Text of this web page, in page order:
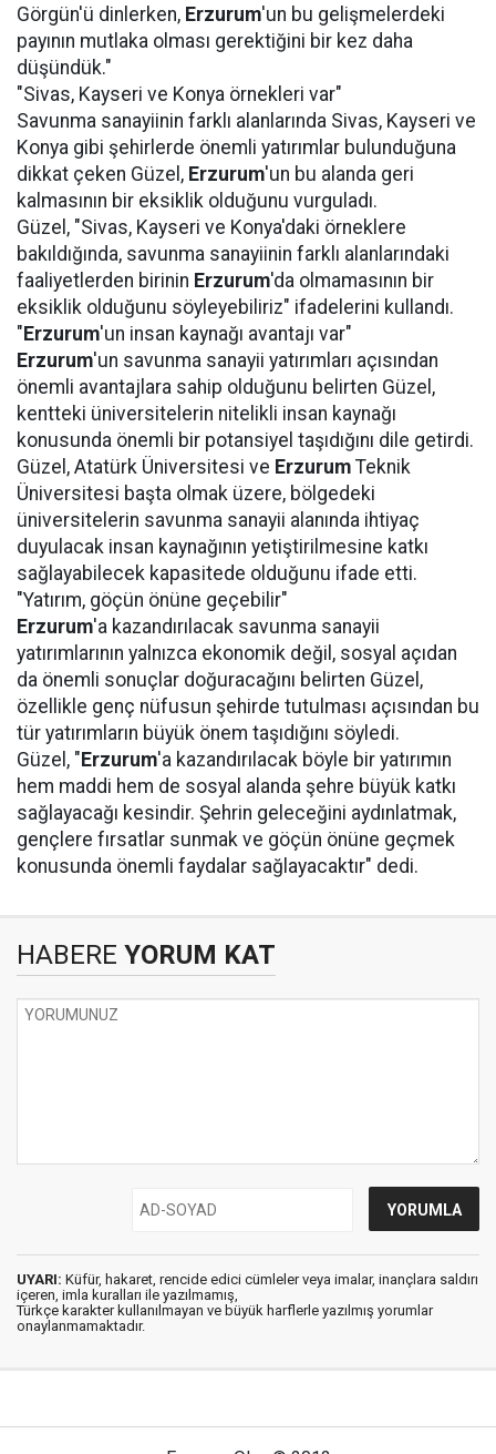
Görgün'ü dinlerken, Erzurum'un bu gelişmelerdeki
payının mutlaka olması gerektiğini bir kez daha
düşündük."
"Sivas, Kayseri ve Konya örnekleri var"
Savunma sanayiinin farklı alanlarında Sivas, Kayseri ve
Konya gibi şehirlerde önemli yatırımlar bulunduğuna
dikkat çeken Güzel, Erzurum'un bu alanda geri
kalmasının bir eksiklik olduğunu vurguladı.
Güzel, "Sivas, Kayseri ve Konya'daki örneklere
bakıldığında, savunma sanayiinin farklı alanlarındaki
faaliyetlerden birinin Erzurum'da olmamasının bir
eksiklik olduğunu söyleyebiliriz" ifadelerini kullandı.
" Erzurum'un insan kaynağı avantajı var"
Erzurum'un savunma sanayii yatırımları açısından
önemli avantajlara sahip olduğunu belirten Güzel,
kentteki üniversitelerin nitelikli insan kaynağı
konusunda önemli bir potansiyel taşıdığını dile getirdi.
Güzel, Atatürk Üniversitesi ve Erzurum Teknik
Üniversitesi başta olmak üzere, bölgedeki
üniversitelerin savunma sanayii alanında ihtiyaç
duyulacak insan kaynağının yetiştirilmesine katkı
sağlayabilecek kapasitede olduğunu ifade etti.
"Yatırım, göçün önüne geçebilir"
Erzurum'a kazandırılacak savunma sanayii
yatırımlarının yalnızca ekonomik değil, sosyal açıdan
da önemli sonuçlar doğuracağını belirten Güzel,
özellikle genç nüfusun şehirde tutulması açısından bu
tür yatırımların büyük önem taşıdığını söyledi.
Güzel, " Erzurum'a kazandırılacak böyle bir yatırımın
hem maddi hem de sosyal alanda şehre büyük katkı
sağlayacağı kesindir. Şehrin geleceğini aydınlatmak,
gençlere fırsatlar sunmak ve göçün önüne geçmek
konusunda önemli faydalar sağlayacaktır" dedi.
HABERE YORUM KAT
UYARI: Küfür, hakaret, rencide edici cümleler veya imalar, inançlara saldırı
içeren, imla kuralları ile yazılmamış,
Türkçe karakter kullanılmayan ve büyük harflerle yazılmış yorumlar
onaylanmamaktadır.